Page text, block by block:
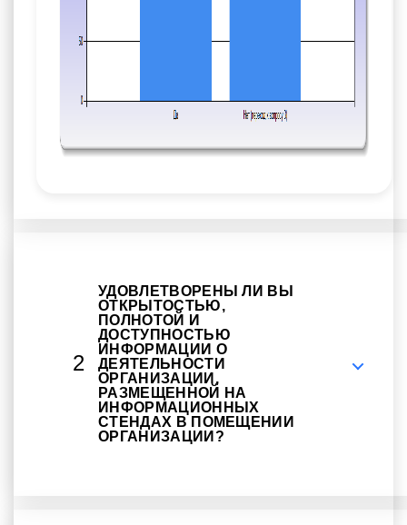
2
УДОВЛЕТВОРЕНЫ ЛИ ВЫ
ОТКРЫТОСТЬЮ,
ПОЛНОТОЙ И
ДОСТУПНОСТЬЮ
ИНФОРМАЦИИ О
ДЕЯТЕЛЬНОСТИ
ОРГАНИЗАЦИИ,
РАЗМЕЩЕННОЙ НА
ИНФОРМАЦИОННЫХ
СТЕНДАХ В ПОМЕЩЕНИИ
ОРГАНИЗАЦИИ?